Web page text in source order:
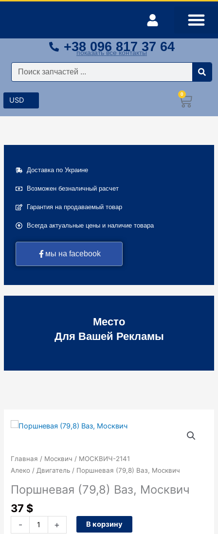
+38 096 817 37 64
показать все контакты
Поиск
0
Доставка по Украине
Возможен безналичный расчет
Гарантия на продаваемый товар
Всегда актуальные цены и наличие товара
мы на facebook
Место
Для Вашей Рекламы
Главная / Москвич / МОСКВИЧ-2141
Алеко /Двигатель / Поршневая (79,8) Ваз, Москвич
Поршневая (79,8) Ваз, Москвич
37 $
-
Количество
(79,8)
Ваз,
Москвич
+ В корзину